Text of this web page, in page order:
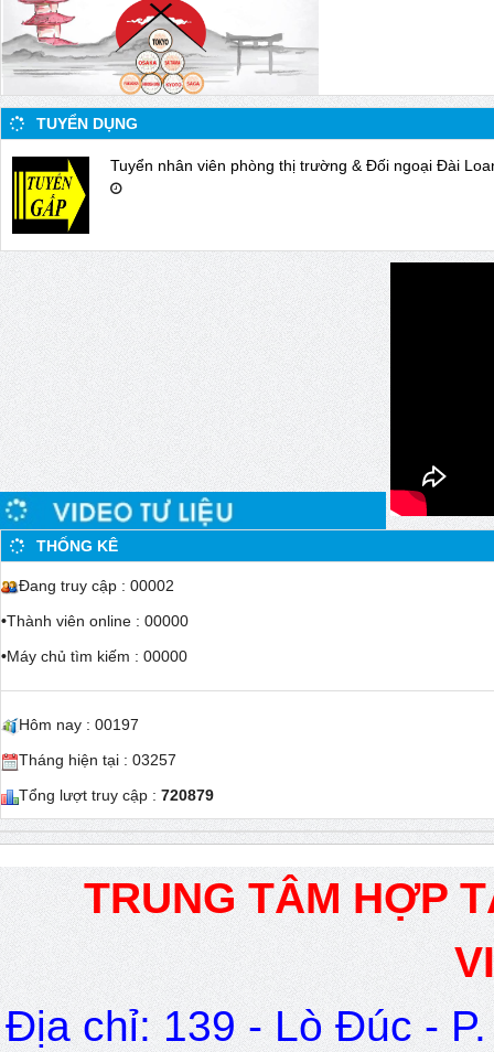
TUYỂN DỤNG
Tuyển nhân viên phòng thị trường & Đối ngoại Đài
THỐNG KÊ
Đang truy cập : 00002
•Thành viên online : 00000
•Máy chủ tìm kiếm : 00000
Hôm nay : 00197
Tháng hiện tại : 03257
Tổng lượt truy cập : 720879
TRUNG TÂM HỢP
Địa chỉ: 139 - Lò Đúc -